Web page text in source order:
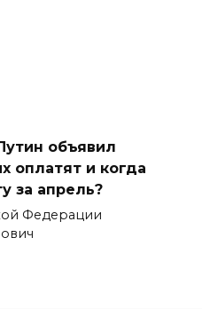
объявил
оплатят и когда
за апрель?
Федерации